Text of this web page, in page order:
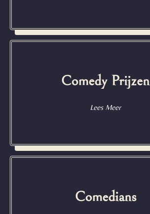
Comedy Prijzen
Lees Meer
Comedians